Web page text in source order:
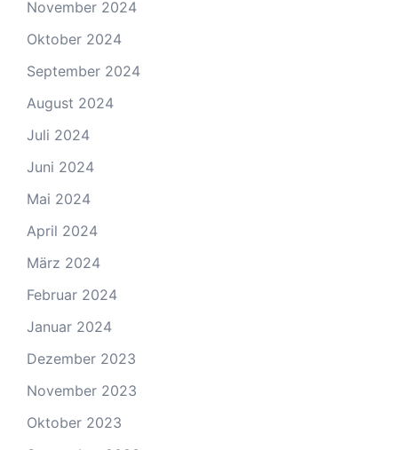
November 2024
Oktober 2024
September 2024
August 2024
Juli 2024
Juni 2024
Mai 2024
April 2024
März 2024
Februar 2024
Januar 2024
Dezember 2023
November 2023
Oktober 2023